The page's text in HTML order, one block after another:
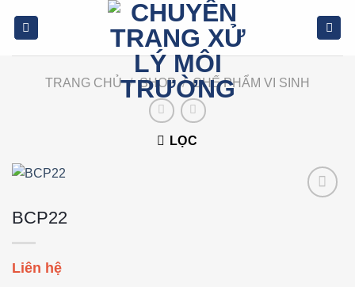
TRANG CHỦ / SHOP / CHẾ PHẨM VI SINH
LỌC
BCP22
Liên hệ